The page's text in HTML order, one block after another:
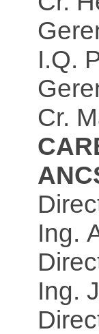
I.Q.
Cr.
Ing.
Ing.